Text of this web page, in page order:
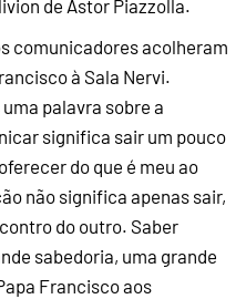
de Astor Piazzolla.
comunicadores acolheram
à Sala Nervi.
palavra sobre a
significa sair um pouco
do que é meu ao
não significa apenas sair,
do outro. Saber
sabedoria, uma grande
Francisco aos